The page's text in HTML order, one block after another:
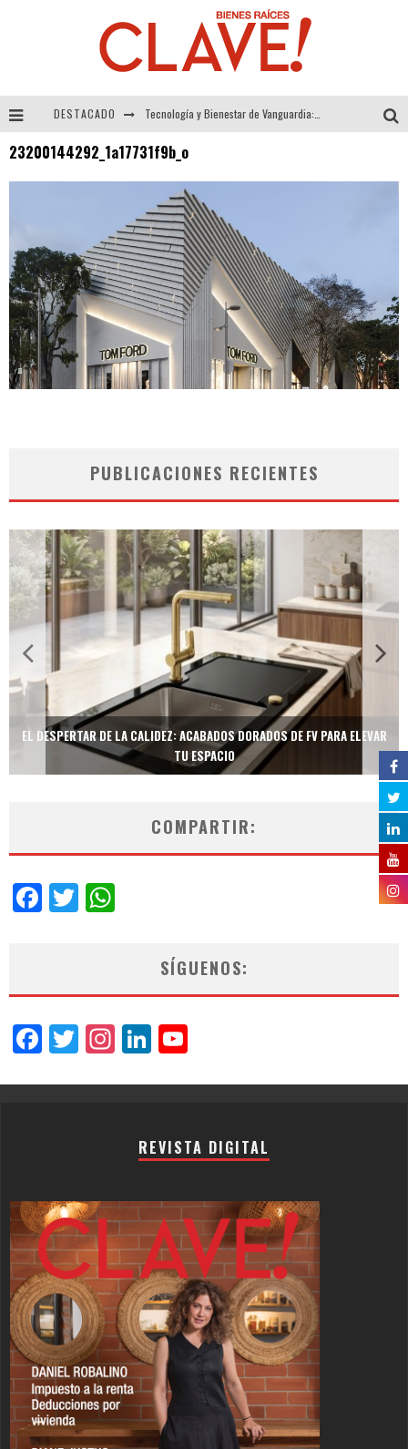
DESTACADO
Alexandra Bedoya – La Constancia detrás de La Paletería
23200144292_1a17731f9b_o
PUBLICACIONES RECIENTES
EL DESPERTAR DE LA CALIDEZ: ACABADOS DORADOS DE FV PARA ELEVAR
TU ESPACIO
COMPARTIR:
Facebook
Twitter
SÍGUENOS:
Facebook
Twitter
Instagram
LinkedIn
REVISTA DIGITAL